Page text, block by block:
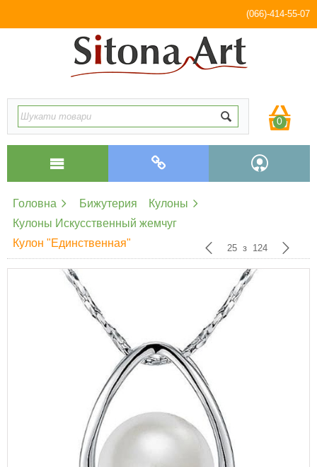
(066)-414-55-07
0
Головна Бижутерия
Кулоны
Кулоны Искусственный жемчуг
Кулон "Единственная"
25 з 124